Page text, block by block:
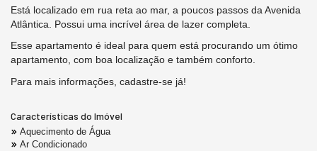
Está localizado em rua reta ao mar, a poucos passos da Avenida
Atlântica. Possui uma incrível área de lazer completa.
Esse apartamento é ideal para quem está procurando um ótimo
apartamento, com boa localização e também conforto.
Para mais informações, cadastre-se já!
Características do Imóvel
Aquecimento de Água
Ar Condicionado